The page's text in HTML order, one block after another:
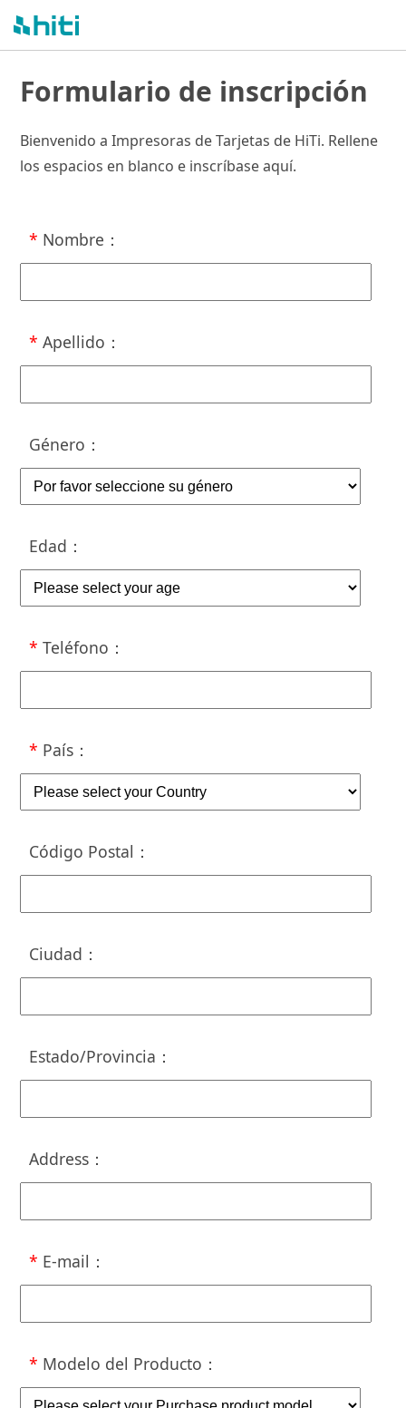
Formulario de inscripción
Bienvenido a Impresoras de Tarjetas de HiTi. Rellene
los espacios en blanco e inscríbase aquí.
* Nombre ：
*Apellido ：
Género ：
Edad ：
*Teléfono ：
* País ：
Código Postal ：
Ciudad ：
Estado/Provincia ：
Address ：
* E-mail ：
* Modelo del Producto ：